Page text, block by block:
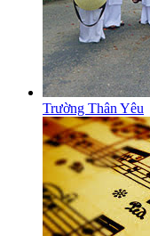
Trường Thân Yêu